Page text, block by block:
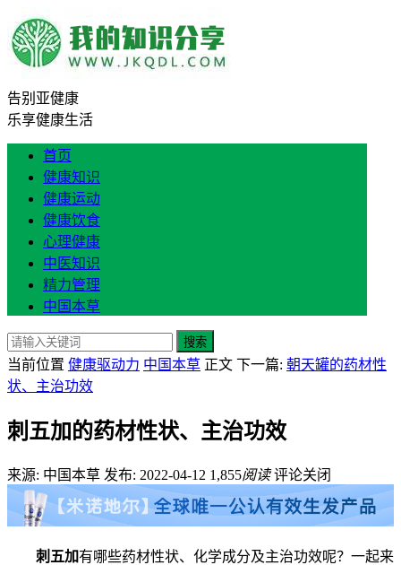
告别亚健康
乐享健康生活
首页
健康知识
健康运动
健康饮食
心理健康
中医知识
精力管理
中国本草
搜索
当前位置 健康驱动力 中国本草 正文 下一篇: 朝天罐的药材性
状、主治功效
刺五加的药材性状、主治功效
来源: 中国本草 发布: 2022-04-12 1,855阅读 评论关闭
刺五加有哪些药材性状、化学成分及主治功效呢？一起来